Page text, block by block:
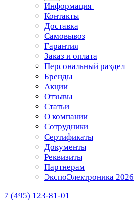
Информация
Контакты
Доставка
Самовывоз
Гарантия
Заказ и оплата
Персональный раздел
Бренды
Акции
Отзывы
Статьи
О компании
Сотрудники
Сертификаты
Документы
Реквизиты
Партнерам
ЭкспоЭлектроника 2026
7 (495) 123-81-01